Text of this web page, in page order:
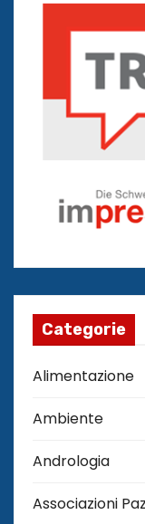
Categorie
Alimentazione
Ambiente
Andrologia
Associazioni